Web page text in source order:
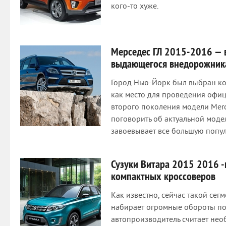
кого-то хуже.
Мерседес ГЛ 2015-2016 —
выдающегося
Город Нью-Йорк был выбран
как место для проведения
второго поколения модели
поговорить об актуальной
завоевывает все большую
Сузуки Витара 2015 2016
компактных кроссоверов
Как известно, сейчас такой
набирает огромные обороты
автопроизводитель считает